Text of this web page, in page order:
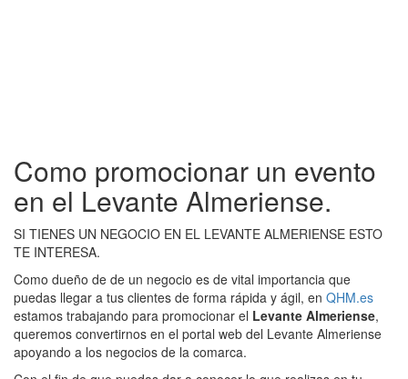
Como promocionar un evento
en el Levante Almeriense.
SI TIENES UN NEGOCIO EN EL LEVANTE ALMERIENSE ESTO
TE INTERESA.
Como dueño de de un negocio es de vital importancia que
puedas llegar a tus clientes de forma rápida y ágil, en QHM.es
estamos trabajando para promocionar el Levante Almeriense,
queremos convertirnos en el portal web del Levante Almeriense
apoyando a los negocios de la comarca.